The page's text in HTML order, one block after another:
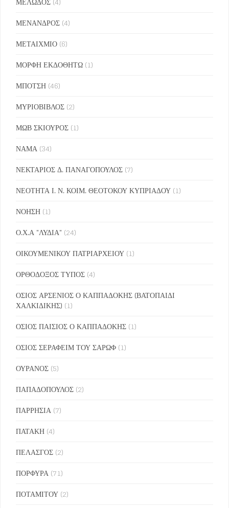
ΜΕΝΑΝΔΡΟΣ (4)
ΜΕΤΑΙΧΜΙΟ (6)
ΜΟΡΦΗ ΕΚΔΟΘΗΤΩ (1)
ΜΠΟΤΣΗ (46)
ΜΥΡΙΟΒΙΒΛΟΣ (2)
ΜΩΒ ΣΚΙΟΥΡΟΣ (1)
ΝΑΜΑ (34)
ΝΕΚΤΑΡΙΟΣ Δ. ΠΑΝΑΓΟΠΟΥΛΟΣ (7)
ΝΕΟΤΗΤΑ Ι. Ν. ΚΟΙΜ. ΘΕΟΤΟΚΟΥ ΚΥΠΡΙΑΔΟΥ (1)
ΝΟΗΣΗ (1)
Ο.Χ.Α "ΛΥΔΙΑ" (24)
ΟΙΚΟΥΜΕΝΙΚΟΥ ΠΑΤΡΙΑΡΧΕΙΟΥ (1)
ΟΡΘΟΔΟΞΟΣ ΤΥΠΟΣ (4)
ΟΣΙΟΣ ΑΡΣΕΝΙΟΣ Ο ΚΑΠΠΑΔΟΚΗΣ (ΒΑΤΟΠΑΙΔΙ
ΧΑΛΚΙΔΙΚΗΣ) (1)
ΟΣΙΟΣ ΠΑΙΣΙΟΣ Ο ΚΑΠΠΑΔΟΚΗΣ (1)
ΟΣΙΟΣ ΣΕΡΑΦΕΙΜ ΤΟΥ ΣΑΡΩΦ (1)
ΟΥΡΑΝΟΣ (5)
ΠΑΠΑΔΟΠΟΥΛΟΣ (2)
ΠΑΡΡΗΣΙΑ (7)
ΠΑΤΑΚΗ (4)
ΠΕΛΑΣΓΟΣ (2)
ΠΟΡΦΥΡΑ (71)
ΠΟΤΑΜΙΤΟΥ (2)